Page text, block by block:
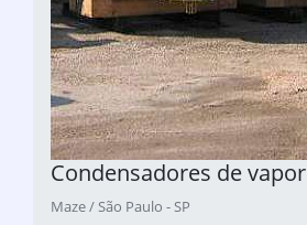
Condensadores de vapor
Maze / São Paulo - SP